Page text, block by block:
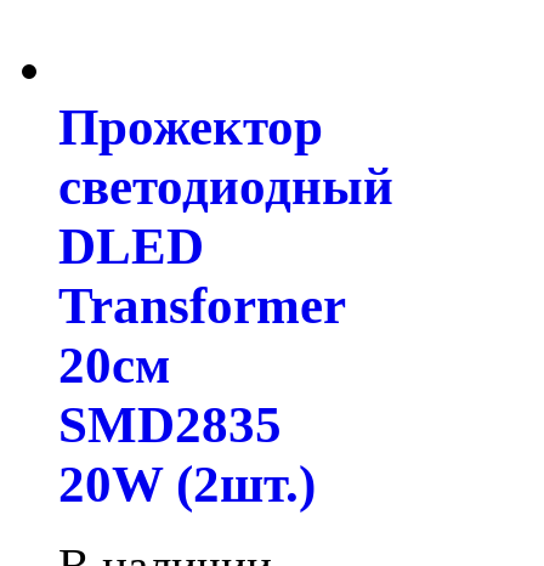
Прожектор
светодиодный
DLED
Transformer
20см
SMD2835
20W (2шт.)